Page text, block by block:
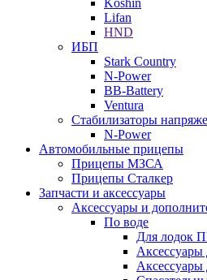
Koshin
Lifan
HND
ИБП
Stark Country
N-Power
BB-Battery
Ventura
Стабилизаторы
N-Power
Автомобильные прицепы
Прицепы МЗСА
Прицепы Сталкер
Запчасти и аксессуары
Аксессуары и
По воде
Для лодок
Аксессуары
Аксессуары